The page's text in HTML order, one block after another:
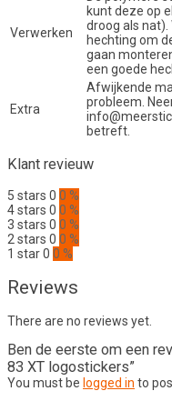
Verwerken
kunt deze op
droog als nat).
hechting om
gaan
een goede
Extra
Afwijkende
probleem.
betreft.
Klant revieuw
5 stars 0 0 %
4 stars 0 0 %
3 stars 0 0 %
2 stars 0 0 %
1 star0 0 %
Reviews
There are no reviews yet.
Ben de eerste om een
83 XT logostickers”
You must be logged in to